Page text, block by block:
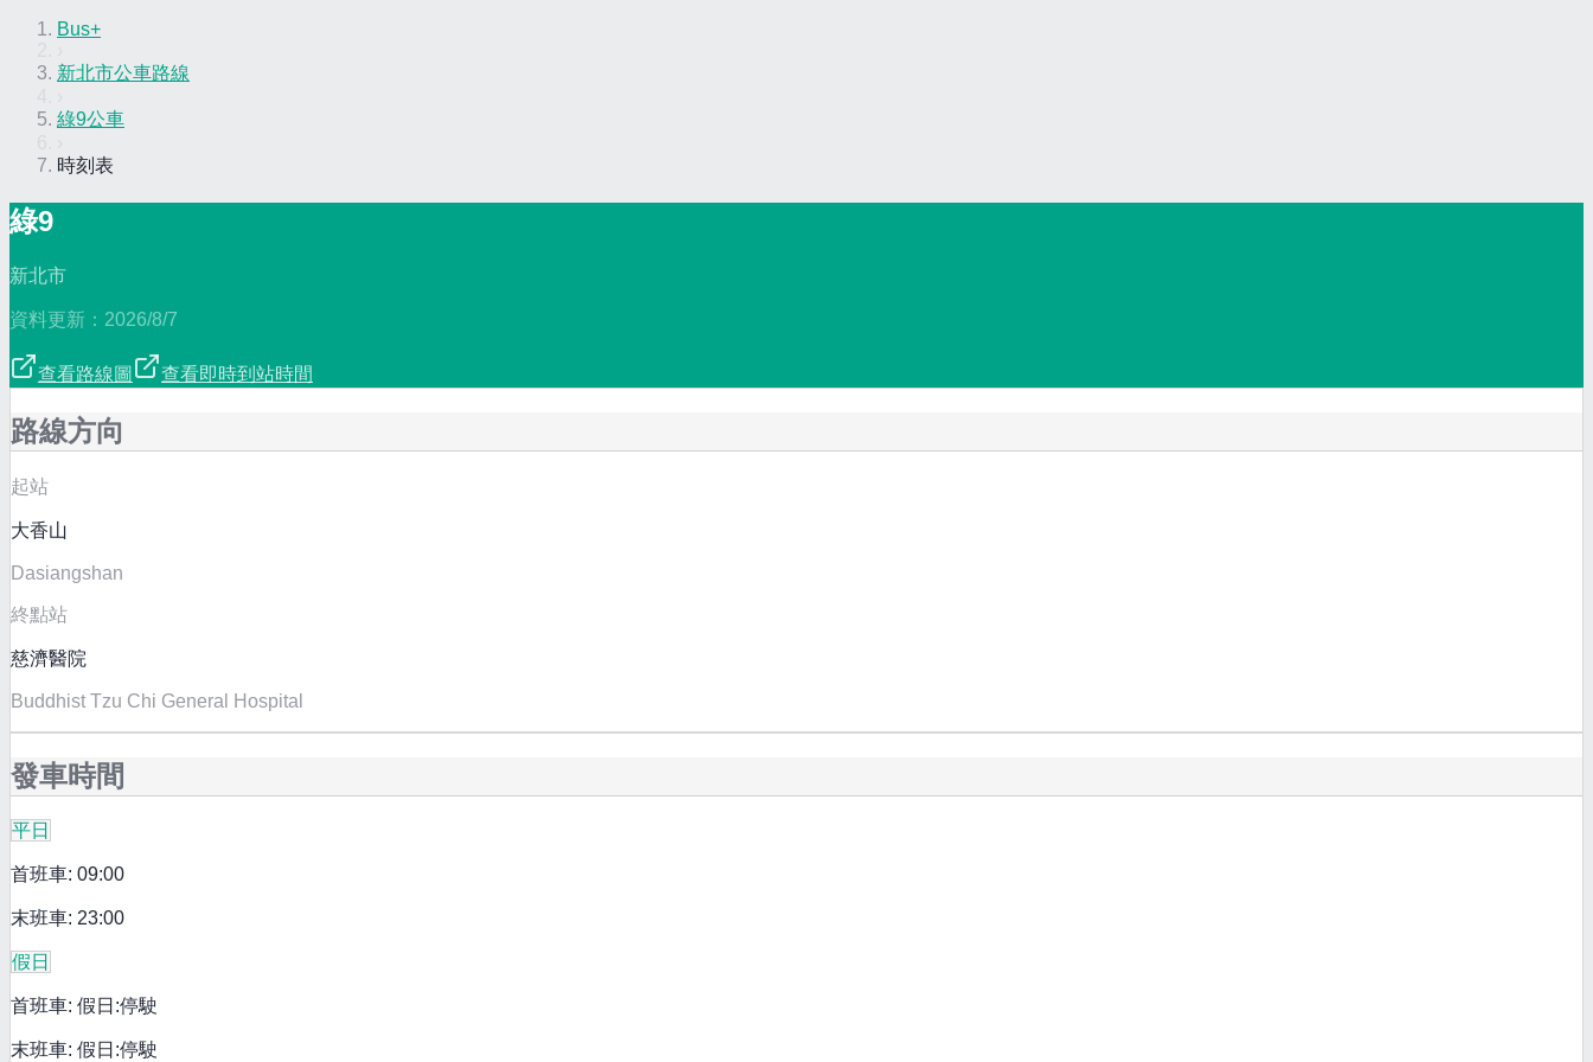
Bus+
新北市公車路線
綠9公車
時刻表
綠9
新北市
資料更新： 2026/8/7
查看路線圖 查看即時到站時間
路線方向
起站
大香山
Dasiangshan
終點站
慈濟醫院
Buddhist Tzu Chi General Hospital
發車時間
平日
首班車: 09:00
末班車: 23:00
假日
首班車: 假日:停駛
末班車: 假日:停駛